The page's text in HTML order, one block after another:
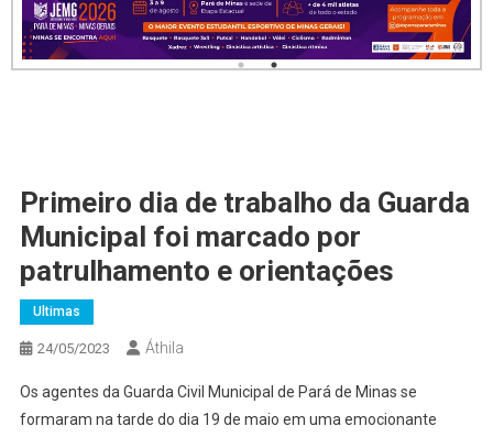
Primeiro dia de trabalho da Guarda
Municipal foi marcado por
patrulhamento e orientações
Ultimas
24/05/2023 Áthila
Os agentes da Guarda Civil Municipal de Pará de Minas se
formaram na tarde do dia 19 de maio em uma emocionante